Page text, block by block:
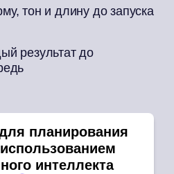
тон и длину до запуска
результат до
планирования
интеллекта